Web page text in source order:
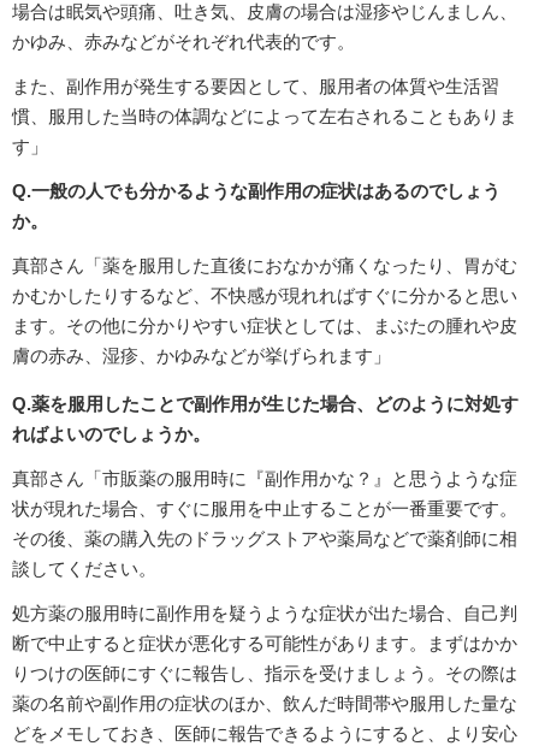
場合は眠気や頭痛、吐き気、皮膚の場合は湿疹やじんましん、
かゆみ、赤みなどがそれぞれ代表的です。
また、副作用が発生する要因として、服用者の体質や生活習
慣、服用した当時の体調などによって左右されることもありま
す」
Q.一般の人でも分かるような副作用の症状はあるのでしょう
か。
真部さん「薬を服用した直後におなかが痛くなったり、胃がむ
かむかしたりするなど、不快感が現れればすぐに分かると思い
ます。その他に分かりやすい症状としては、まぶたの腫れや皮
膚の赤み、湿疹、かゆみなどが挙げられます」
Q.薬を服用したことで副作用が生じた場合、どのように対処す
ればよいのでしょうか。
真部さん「市販薬の服用時に『副作用かな？』と思うような症
状が現れた場合、すぐに服用を中止することが一番重要です。
その後、薬の購入先のドラッグストアや薬局などで薬剤師に相
談してください。
処方薬の服用時に副作用を疑うような症状が出た場合、自己判
断で中止すると症状が悪化する可能性があります。まずはかか
りつけの医師にすぐに報告し、指示を受けましょう。その際は
薬の名前や副作用の症状のほか、飲んだ時間帯や服用した量な
どをメモしておき、医師に報告できるようにすると、より安心